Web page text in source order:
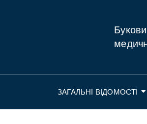
ЗАГАЛЬНІ ВІДОМОСТІ